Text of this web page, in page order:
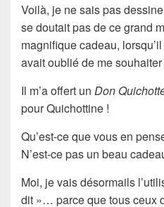
Voilà, je ne sais pas
se doutait pas de cegrand
magnifique cadeau,
avait oublié de me
Il m’a offert un Don
pour Quichottine !
Qu’est-ce que vous en
N’est-ce pas un beau
Moi, je vais désormails
dit »… parce que tous ceux